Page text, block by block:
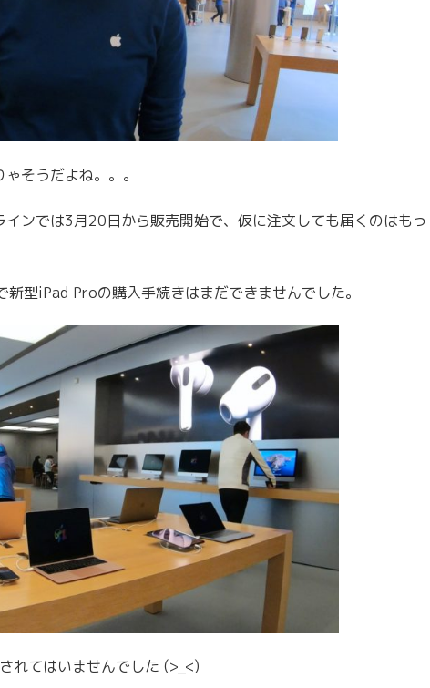
そうだよね。。。
ンでは3月20日から販売開始で、仮に注文しても届くのはもっ
型iPad Proの購入手続きはまだできませんでした。
れてはいませんでした (>_<)